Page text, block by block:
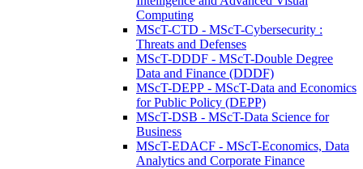
Computing
MScT-CTD - MScT-Cybersecurity :
Threats and Defenses
MScT-DDDF - MScT-Double Degree
Data and Finance (DDDF)
MScT-DEPP - MScT-Data and Economics
for Public Policy (DEPP)
MScT-DSB - MScT-Data Science for
Business
MScT-EDACF - MScT-Economics, Data
Analytics and Corporate Finance